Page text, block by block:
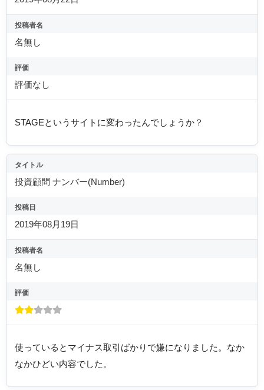
投稿者名
名無し
評価
評価なし
STAGEというサイトに変わったんでしょうか？
タイトル
投資顧問 ナンバー(Number)
投稿日
2019年08月19日
投稿者名
名無し
評価
使っているとマイナス取引ばかりで嫌になりました。なか
なかひどい内容でした。